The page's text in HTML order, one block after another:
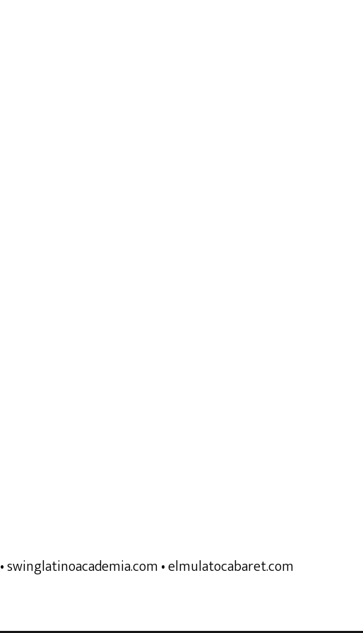
• swinglatinoacademia.com• elmulatocabaret.com